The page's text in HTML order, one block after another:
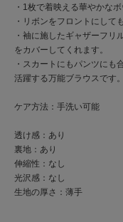
・1枚で着映える華やかな
・リボンをフロントにして
・袖に施したギャザーフリ
をカバーしてくれます。
・スカートにもパンツにも
活躍する万能ブラウスです。
ケア方法：手洗い可能
透け感：あり
裏地：あり
伸縮性：なし
光沢感：なし
生地の厚さ：薄手